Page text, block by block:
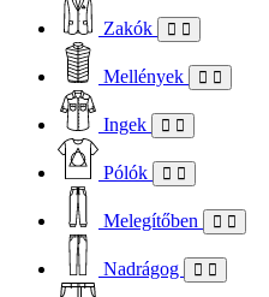
Zakók
Mellények
Ingek
Pólók
Melegítőben
Nadrágog